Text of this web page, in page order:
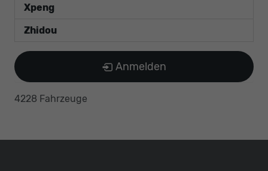
Xpeng
Zhidou
Anmelden
4228 Fahrzeuge